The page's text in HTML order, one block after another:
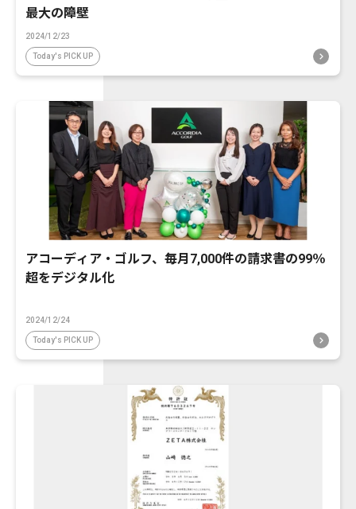
最大の障壁
2024/12/23
Today's PICK UP
アコーディア・ゴルフ、毎月7,000件の請求書の99％
超をデジタル化
2024/12/24
Today's PICK UP